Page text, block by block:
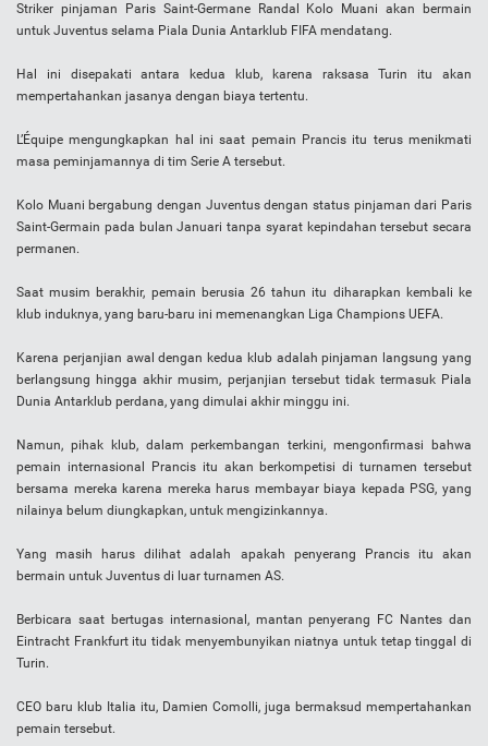
Striker pinjaman Paris Saint-Germane Randal Kolo Muani akan bermain
untuk Juventus selama Piala Dunia Antarklub FIFA mendatang.
Hal ini disepakati antara kedua klub, karena raksasa Turin itu akan
mempertahankan jasanya dengan biaya tertentu.
L’Équipe mengungkapkan hal ini saat pemain Prancis itu terus menikmati
masa peminjamannya di tim Serie A tersebut.
Kolo Muani bergabung dengan Juventus dengan status pinjaman dari Paris
Saint-Germain pada bulan Januari tanpa syarat kepindahan tersebut secara
permanen.
Saat musim berakhir, pemain berusia 26 tahun itu diharapkan kembali ke
klub induknya, yang baru-baru ini memenangkan Liga Champions UEFA.
Karena perjanjian awal dengan kedua klub adalah pinjaman langsung yang
berlangsung hingga akhir musim, perjanjian tersebut tidak termasuk Piala
Dunia Antarklub perdana, yang dimulai akhir minggu ini.
Namun, pihak klub, dalam perkembangan terkini, mengonfirmasi bahwa
pemain internasional Prancis itu akan berkompetisi di turnamen tersebut
bersama mereka karena mereka harus membayar biaya kepada PSG, yang
nilainya belum diungkapkan, untuk mengizinkannya.
Yang masih harus dilihat adalah apakah penyerang Prancis itu akan
bermain untuk Juventus di luar turnamen AS.
Berbicara saat bertugas internasional, mantan penyerang FC Nantes dan
Eintracht Frankfurt itu tidak menyembunyikan niatnya untuk tetap tinggal di
Turin.
CEO baru klub Italia itu, Damien Comolli, juga bermaksud mempertahankan
pemain tersebut.